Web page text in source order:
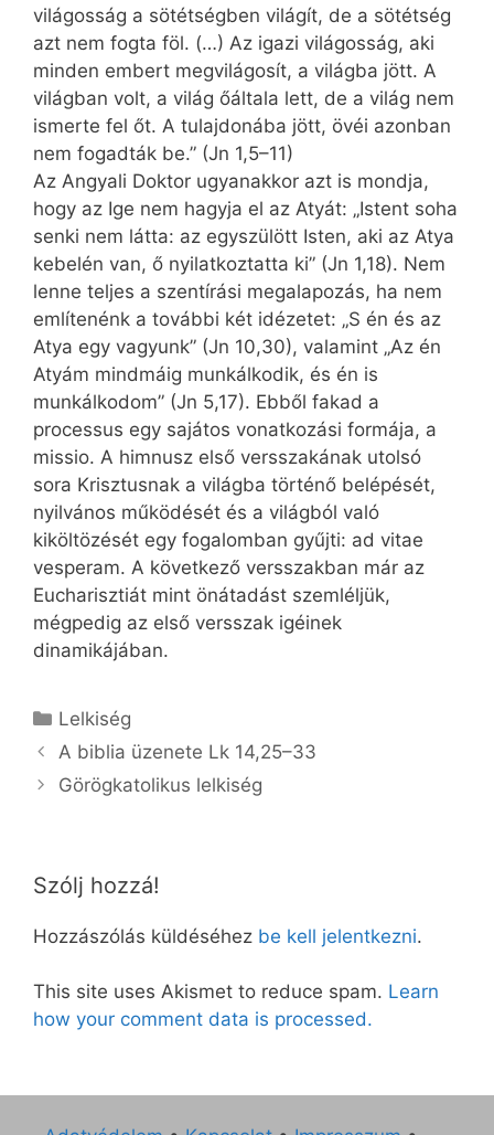
világosság a sötétségben világít, de a sötétség
azt nem fogta föl. (…) Az igazi világosság, aki
minden embert megvilágosít, a világba jött. A
világban volt, a világ őáltala lett, de a világ nem
ismerte fel őt. A tulajdonába jött, övéi azonban
nem fogadták be.” (Jn 1,5–11)
Az Angyali Doktor ugyanakkor azt is mondja,
hogy az Ige nem hagyja el az Atyát: „Istent soha
senki nem látta: az egyszülött Isten, aki az Atya
kebelén van, ő nyilatkoztatta ki” (Jn 1,18). Nem
lenne teljes a szentírási megalapozás, ha nem
említenénk a további két idézetet: „S én és az
Atya egy vagyunk” (Jn 10,30), valamint „Az én
Atyám mindmáig munkálkodik, és én is
munkálkodom” (Jn 5,17). Ebből fakad a
processus egy sajátos vonatkozási formája, a
missio. A himnusz első versszakának utolsó
sora Krisztusnak a világba történő belépését,
nyilvános működését és a világból való
kiköltözését egy fogalomban gyűjti: ad vitae
ves­p­e­ram. A következő versszakban már az
Eucharisztiát mint önátadást szemléljük,
mégpedig az első versszak igéinek
dinamikájában.
Kategória
Lelkiség
A biblia üzenete Lk 14,25–33
Görögkatolikus lelkiség
Szólj hozzá!
Hozzászólás küldéséhez be kell jelentkezni.
This site uses Akismet to reduce spam. Learn
how your comment data is processed.